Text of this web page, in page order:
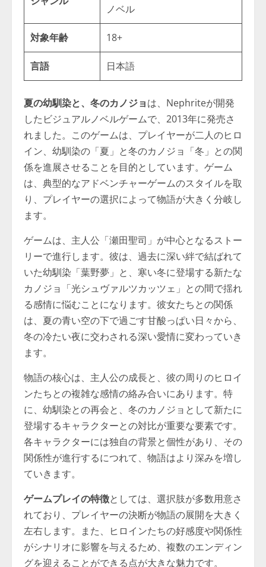
ノベル
対象年齢 18+
言語 日本語
夏の幼馴染と、冬のカノジョは、Nephriteが開発
したビジュアルノベルゲームで、2013年に発売さ
れました。このゲームは、プレイヤーが二人のヒロ
イン、幼馴染の「夏」と冬のカノジョ「冬」との関
係を進展させることを目的としています。ゲーム
は、典型的なアドベンチャーゲームのスタイルを取
り、プレイヤーの選択によって物語が大きく分岐し
ます。
ゲームは、主人公「瀬田聖司」が中心となるストー
リーで進行します。彼は、過去に深い絆で結ばれて
いた幼馴染「葉野夢」と、寒い冬に登場する新たな
カノジョ「光シュヴァルツカッツェ」との間で揺れ
る感情に悩むことになります。彼女たちとの関係
は、夏の青い空の下で過ごす甘酸っぱい日々から、
冬の冷たい夜に交わされる深い愛情に変わっていき
ます。
物語の核心は、主人公の成長と、彼の周りのヒロイ
ンたちとの複雑な感情の絡み合いにあります。特
に、幼馴染との再会と、冬のカノジョとして新たに
登場するキャラクターとの対比が重要な要素です。
各キャラクターには独自の背景と個性があり、その
関係性が進行するにつれて、物語はより深みを増し
ていきます。
ゲームプレイの特徴としては、選択肢が多数用意さ
れており、プレイヤーの決断が物語の展開を大きく
左右します。また、ヒロインたちの好感度や関係性
がシナリオに影響を与えるため、複数のエンディン
グを迎えることができる点が大きな魅力です。